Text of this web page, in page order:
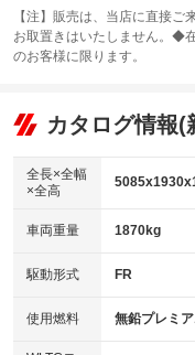
：装備なし
サンルーフ
：装備なし
リフトアップ
：装備なし
：装備なし
パワーウィンドウ
アイドリングストップ
：装備あり
USB入力端子
：装備あり
100V電源
：装備なし
センターデフロック
カーナビ：HDDナビ
：装備あり
TV
：装備なし
ビジュアル
：装備なし
：装備あり
革シート
キーレス
HID(キセノンライト)
：装備なし
バックカメラ
：装備あり
【注】販売は、当店に直接
お取置きはいたしません。◆
のお客様に限ります。
カタログ情報(
全長×全幅
×全高
車両重量 1870kg
駆動形式 FR
使用燃料 無鉛プレミ